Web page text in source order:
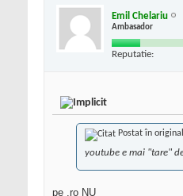
Emil Chelariu
Ambasador
Reputatie:
Postat în
youtube e mai "tare"
pe .ro NU